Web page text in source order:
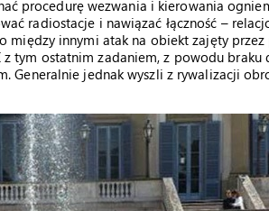
procedurę wezwania i kierowania
radiostacje i nawiązać łączność –
między innymi atak na obiekt zajęty
tym ostatnim zadaniem, z powodu braku
Generalnie jednak wyszli z rywalizacji